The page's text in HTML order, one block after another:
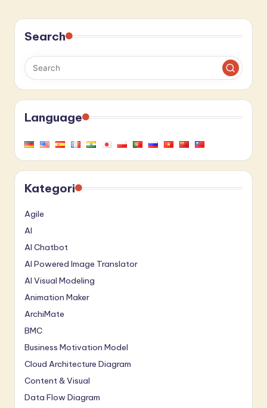
Search
Language
Kategori
Agile
AI
AI Chatbot
AI Powered Image Translator
AI Visual Modeling
Animation Maker
ArchiMate
BMC
Business Motivation Model
Cloud Architecture Diagram
Content & Visual
Data Flow Diagram